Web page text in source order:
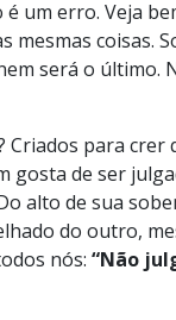
um erro. Veja
mesmas coisas.
será o último.
Criados para
de ser
alto de sua
do outro,
nós: “Não